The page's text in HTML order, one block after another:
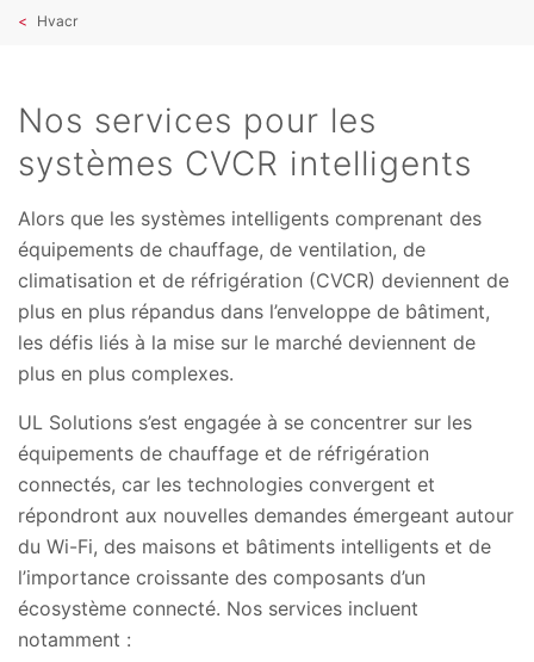
Hvacr
Nos services pour les
systèmes CVCR intelligents
Alors que les systèmes intelligents comprenant des
équipements de chauffage, de ventilation, de
climatisation et de réfrigération (CVCR) deviennent de
plus en plus répandus dans l’enveloppe de bâtiment,
les défis liés à la mise sur le marché deviennent de
plus en plus complexes.
UL Solutions s’est engagée à se concentrer sur les
équipements de chauffage et de réfrigération
connectés, car les technologies convergent et
répondront aux nouvelles demandes émergeant autour
du Wi-Fi, des maisons et bâtiments intelligents et de
l’importance croissante des composants d’un
écosystème connecté. Nos services incluent
notamment :